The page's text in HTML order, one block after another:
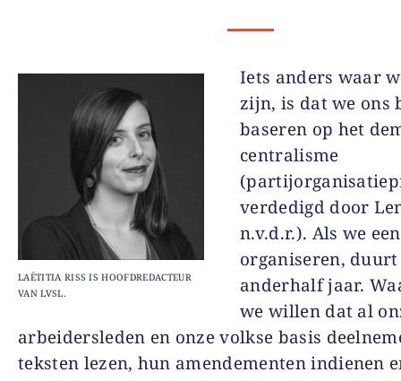
LAËTITIA RISS IS HOOFDREDACTEUR
VAN LVSL.
Iets anders waar
zijn, is dat we ons
baseren op het
centralisme
verdedigd door
n.v.d.r.). Als we
organiseren,
anderhalf jaar.
we willen dat al
arbeidersleden en onze volkse basis
teksten lezen, hun amendementen indienen